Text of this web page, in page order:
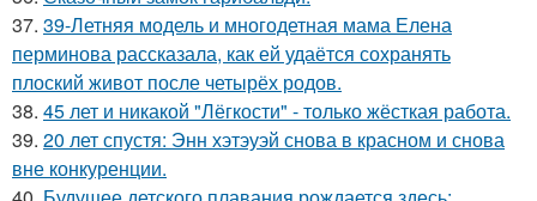
37. 39-Летняя модель и многодетная мама Елена
перминова рассказала, как ей удаётся сохранять
плоский живот после четырёх родов.
38. 45 лет и никакой "Лёгкости" - только жёсткая работа.
39. 20 лет спустя: Энн хэтэуэй снова в красном и снова
вне конкуренции.